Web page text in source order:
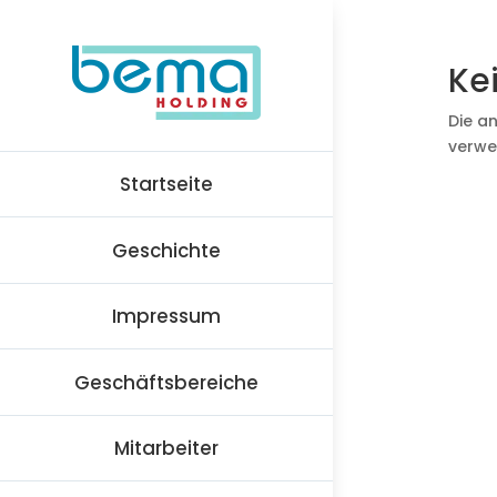
Startseite
Geschichte
Impressum
Geschäftsbereiche
Mitarbeiter
Die